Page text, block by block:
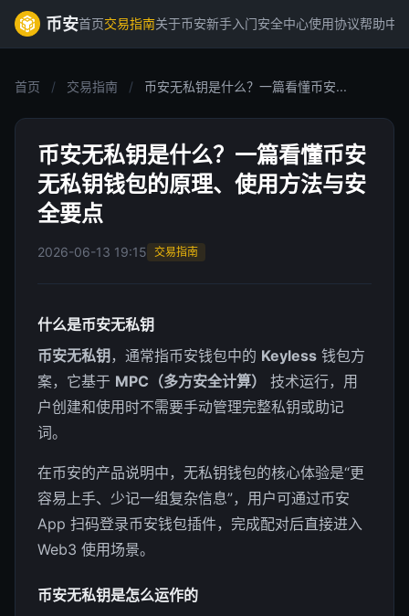
币安首页交易指南关于币安新手入门安全中心使用协议帮助中
首页 / 交易指南 / 币安无私钥是什么？一篇看懂币安...
币安无私钥是什么？一篇看懂币安
无私钥钱包的原理、使用方法与安
全要点
2026-06-13 19:15 交易指南
什么是币安无私钥
币安无私钥 ，通常指币安钱包中的 Keyless 钱包方
案，它基于 MPC（多方安全计算）
技术运行，用
户创建和使用时不需要手动管理完整私钥或助记
词。
在币安的产品说明中，无私钥钱包的核心体验是“更
容易上手、少记一组复杂信息”，用户可通过币安
App 扫码登录币安钱包插件，完成配对后直接进入
Web3 使用场景。
币安无私钥是怎么运作的